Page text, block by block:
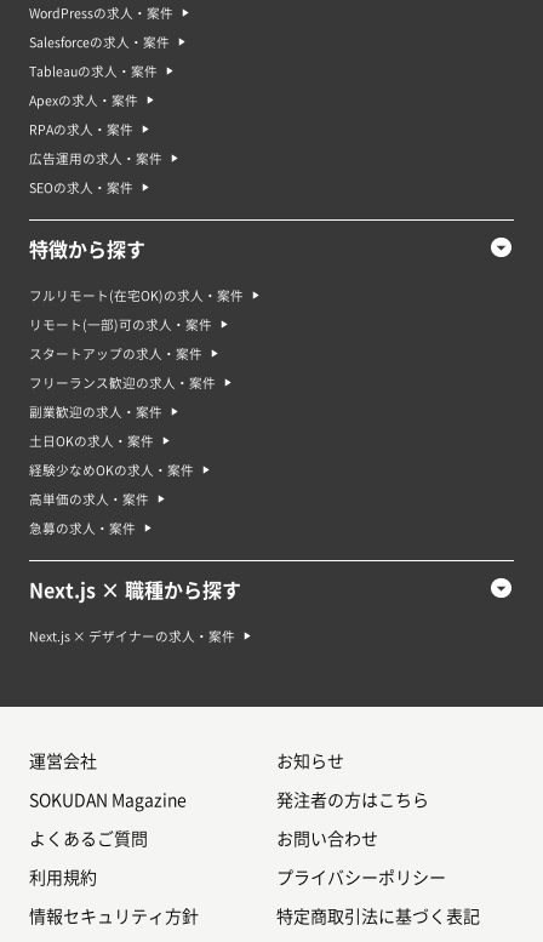
WordPressの求人・案件
Salesforceの求人・案件
Tableauの求人・案件
Apexの求人・案件
RPAの求人・案件
広告運用の求人・案件
SEOの求人・案件
特徴から探す
フルリモート(在宅OK)の求人・案件
リモート(一部)可の求人・案件
スタートアップの求人・案件
フリーランス歓迎の求人・案件
副業歓迎の求人・案件
土日OKの求人・案件
経験少なめOKの求人・案件
高単価の求人・案件
急募の求人・案件
Next.js × 職種から探す
Next.js × デザイナーの求人・案件
運営会社 お知らせ
SOKUDAN Magazine 発注者の方はこちら
よくあるご質問 お問い合わせ
利用規約 プライバシーポリシー
情報セキュリティ方針 特定商取引法に基づく表記